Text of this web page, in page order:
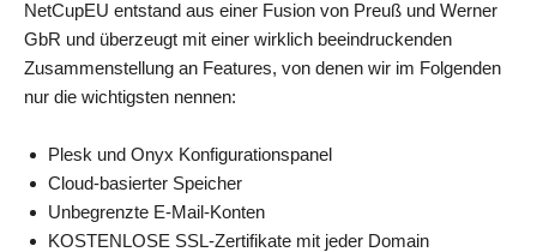
NetCupEU entstand aus einer Fusion von Preuß und Werner
GbR und überzeugt mit einer wirklich beeindruckenden
Zusammenstellung an Features, von denen wir im Folgenden
nur die wichtigsten nennen:
Plesk und Onyx Konfigurationspanel
Cloud-basierter Speicher
Unbegrenzte E-Mail-Konten
KOSTENLOSE SSL-Zertifikate mit jeder Domain